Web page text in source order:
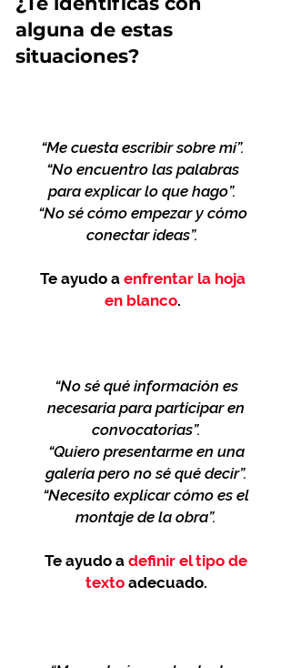
alguna de estas
situaciones?
“Me cuesta escribir sobre mí”.
“No encuentro las palabras
para explicar lo que hago”.
“No sé cómo empezar y cómo
conectar ideas”.
Te ayudo a enfrentar la hoja
en blanco.
“No sé qué información es
necesaria para participar en
convocatorias”.
“Quiero presentarme en una
galería pero no sé qué decir”.
“Necesito explicar cómo es el
montaje de la obra”.
Te ayudo a definir el tipo de
textoadecuado.